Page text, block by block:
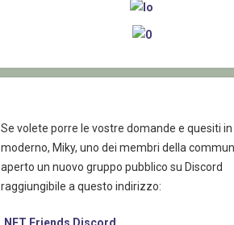
Se volete porre le vostre domande e quesiti
moderno, Miky, uno dei membri della
aperto un nuovo gruppo pubblico su Discord
raggiungibile a questo indirizzo: